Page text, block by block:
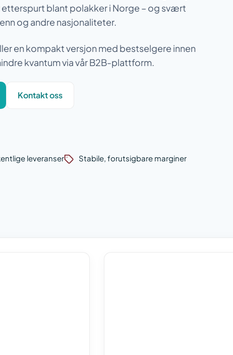
blant polakker i Norge – og svært
og andre nasjonaliteter.
en kompakt versjon med bestselgere innen
kvantum via vår B2B-plattform.
Kontakt oss
leveranser Stabile, forutsigbare marginer